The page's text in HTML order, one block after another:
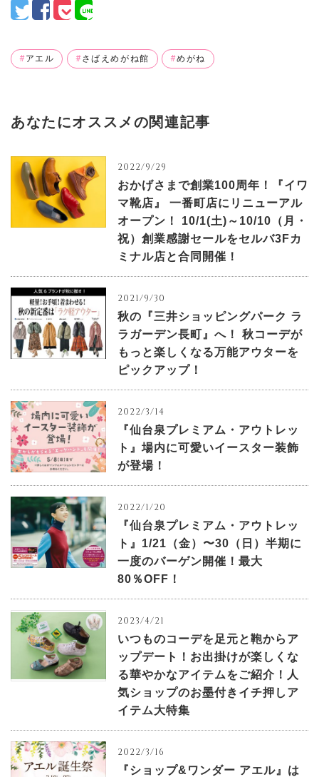
アエル さばえめがね館 めがね
あなたにオススメの関連記事
2022/9/29
おかげさまで創業100周年！『イワ
マ靴店』 一番町店にリニューアル
オープン！ 10/1(土)～10/10（月・
祝）創業感謝セールをセルバ3Fカ
ミナル店と合同開催！
2021/9/30
秋の『三井ショッピングパーク ラ
ラガーデン長町』へ！ 秋コーデが
もっと楽しくなる万能アウターを
ピックアップ！
2022/3/14
『仙台泉プレミアム・アウトレッ
ト』場内に可愛いイースター装飾
が登場！
2022/1/20
『仙台泉プレミアム・アウトレッ
ト』1/21（金）〜30（日）半期に
一度のバーゲン開催！最大
80％OFF！
2023/4/21
いつものコーデを足元と鞄からア
ップデート！お出掛けが楽しくな
る華やかなアイテムをご紹介！人
気ショップのお墨付きイチ押しア
イテム大特集
2022/3/16
『ショップ&ワンダー アエル』は